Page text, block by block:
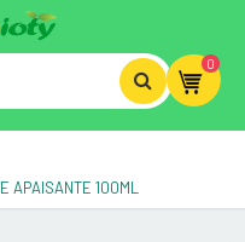
0
APAISANTE 100ML